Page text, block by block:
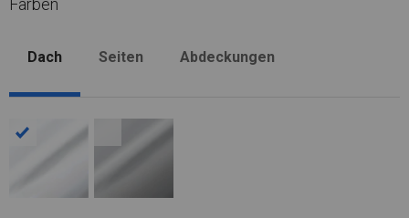
Farben
Dach Seiten Abdeckungen